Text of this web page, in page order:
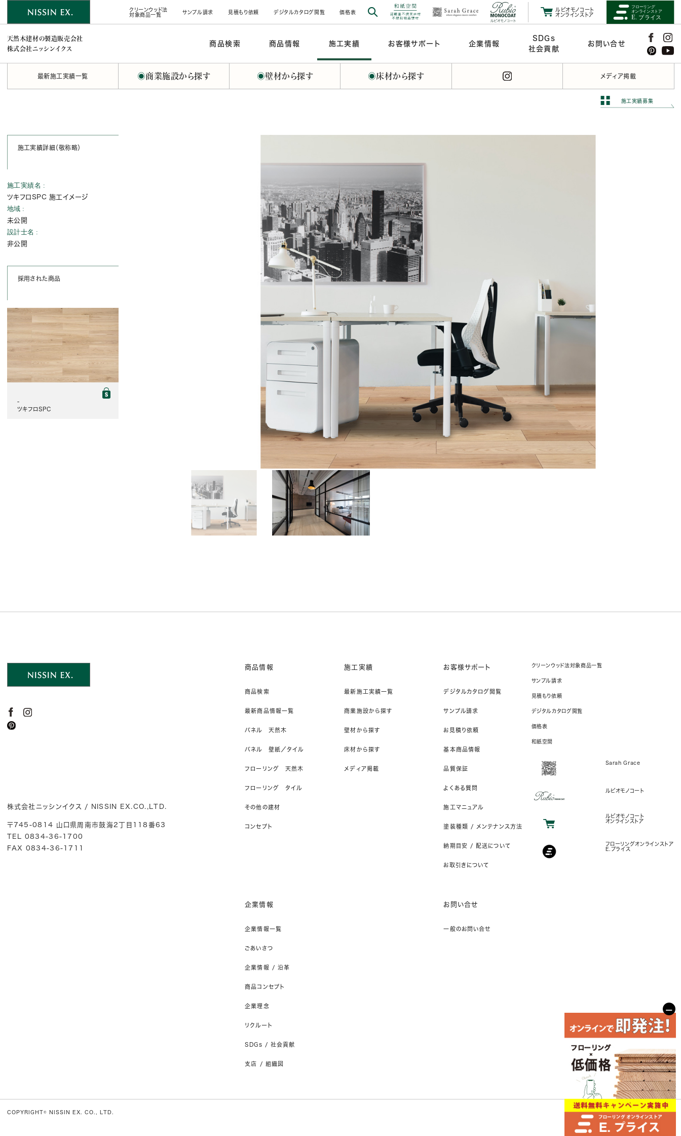
クリーンウッド法
対象商品一覧
サンプル請求 見積もり依頼 デジタルカタログ閲覧 価格表
ルビオモノコート
オンラインストア
天然木建材の製造販売会社
株式会社ニッシンイクス
商品検索 商品情報 施工実績 お客様サポート 企業情報
SDGs
社会貢献
お問い合せ
最新施工実績一覧 ◉商業施設から探す ◉壁材から探す ◉床材から探す メディア掲載
施工実績募集
施工実績詳細（敬称略）
施工実績名
ツキフロSPC 施工イメージ
地域
未公開
設計士名
非公開
採用された商品
-
ツキフロSPC
株式会社ニッシンイクス / NISSIN EX.CO.,LTD.
〒745-0814 山口県周南市鼓海2丁目118番63
TEL 0834-36-1700
FAX 0834-36-1711
商品情報
商品検索
最新商品情報一覧
パネル 天然木
パネル 壁紙／タイル
フローリング 天然木
フローリング タイル
その他の建材
コンセプト
施工実績
最新施工実績一覧
商業施設から探す
壁材から探す
床材から探す
メディア掲載
お客様サポート
デジタルカタログ閲覧
サンプル請求
お見積り依頼
基本商品情報
品質保証
よくある質問
施工マニュアル
塗装種類 / メンテナンス方法
納期目安 / 配送について
お取引きについて
企業情報
企業情報一覧
ごあいさつ
企業情報 / 沿革
商品コンセプト
企業理念
リクルート
SDGs / 社会貢献
支店 / 組織図
お問い合せ
一般のお問い合せ
クリーンウッド法対象商品一覧
サンプル請求
見積もり依頼
デジタルカタログ閲覧
価格表
和紙空間
Sarah Grace
ルビオモノコート
ルビオモノコート
オンラインストア
フローリングオンラインストア
E.プライス
COPYRIGHT© NISSIN EX. CO., LTD.
−